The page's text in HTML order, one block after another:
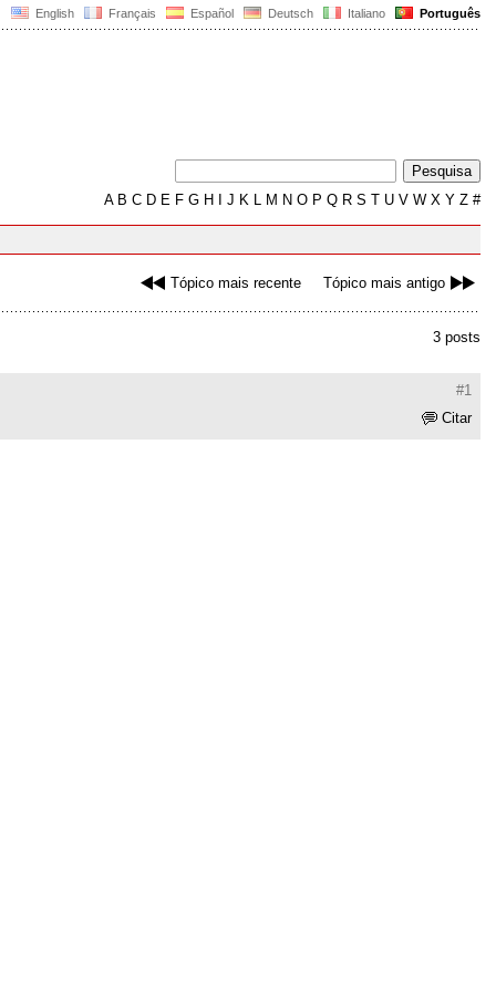
English Français Español Deutsch Italiano Português
AB C D E F G H J K L M N O P Q R S T U V W X Y Z #
Tópico mais recente Tópico mais antigo
3 posts
#1
Citar